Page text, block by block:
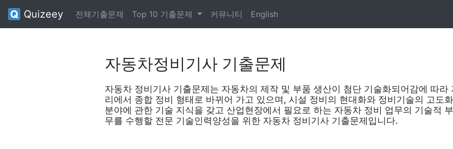
Quizeey 전체기출문제 Top 10 기출문제 커뮤니티 English
자동차정비기사 기출문제
자동차 정비기사 기출문제는 자동차의 제작 및 부품 생산이 첨단 기술화되어감에 따
리에서 종합 정비 형태로 바뀌어 가고 있으며, 시설 정비의 현대화와 정비기술의 고도
분야에 관한 기술 지식을 갖고 산업현장에서 필요로 하는 자동차 정비 업무의 기술적
무를 수행할 전문 기술인력양성을 위한 자동차 정비기사 기출문제입니다.